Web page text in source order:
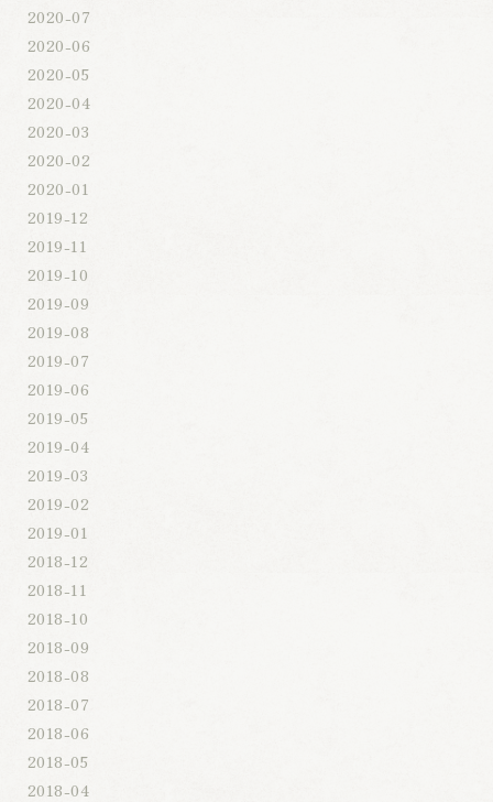
2020-07
2020-06
2020-05
2020-04
2020-03
2020-02
2020-01
2019-12
2019-11
2019-10
2019-09
2019-08
2019-07
2019-06
2019-05
2019-04
2019-03
2019-02
2019-01
2018-12
2018-11
2018-10
2018-09
2018-08
2018-07
2018-06
2018-05
2018-04